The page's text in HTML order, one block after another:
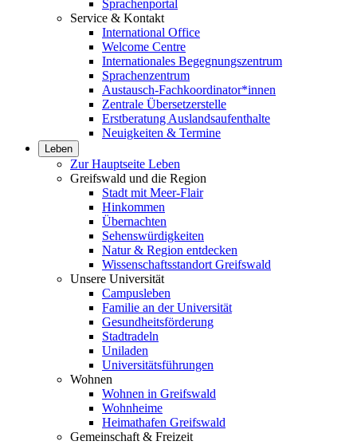
Sprachenportal
Service & Kontakt
International Office
Welcome Centre
Internationales Begegnungszentrum
Sprachenzentrum
Austausch-Fachkoordinator*innen
Zentrale Übersetzerstelle
Erstberatung Auslandsaufenthalte
Neuigkeiten & Termine
Leben
Zur Hauptseite Leben
Greifswald und die Region
Stadt mit Meer-Flair
Hinkommen
Übernachten
Sehenswürdigkeiten
Natur & Region entdecken
Wissenschaftsstandort Greifswald
Unsere Universität
Campusleben
Familie an der Universität
Gesundheitsförderung
Stadtradeln
Uniladen
Universitätsführungen
Wohnen
Wohnen in Greifswald
Wohnheime
Heimathafen Greifswald
Gemeinschaft & Freizeit